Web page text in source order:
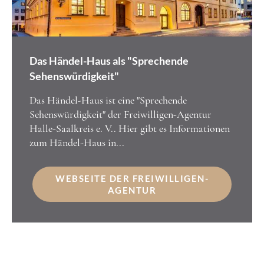
Das Händel-Haus als "Sprechende
Sehenswürdigkeit"
Das Händel-Haus ist eine "Sprechende
Sehenswürdigkeit" der Freiwilligen-Agentur
Halle-Saalkreis e. V.. Hier gibt es Informationen
zum Händel-Haus in...
WEBSEITE DER FREIWILLIGEN-
AGENTUR